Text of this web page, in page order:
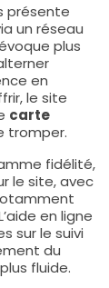
présente
un réseau
plus
en
le site
carte
tromper.
fidélité,
le site, avec
en ligne
sur le suivi
du
fluide.